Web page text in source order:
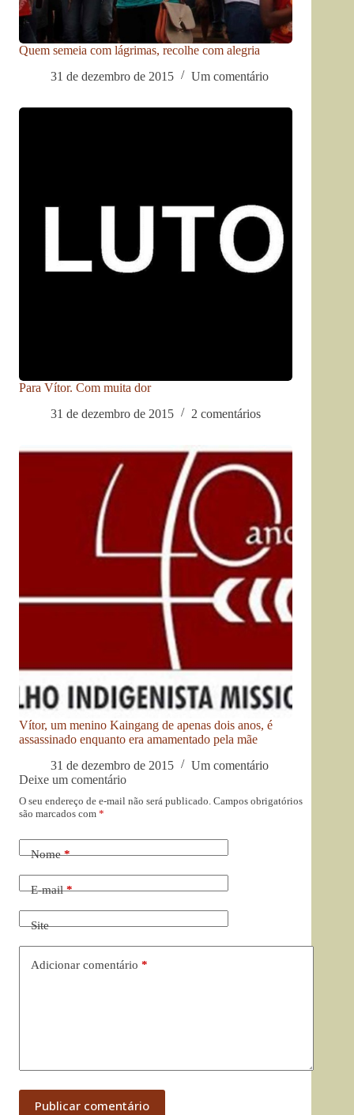
Quem semeia com lágrimas, recolhe com alegria
31 de dezembro de 2015
Um comentário
Para Vítor. Com muita dor
31 de dezembro de 2015
2 comentários
Vítor, um menino Kaingang de apenas dois anos, é
assassinado enquanto era amamentado pela mãe
31 de dezembro de 2015
Um comentário
Deixe um comentário
O seu endereço de e-mail não será publicado. Campos obrigatórios
são marcados com *
Nome*
E-mail*
Site
Adicionar comentário *
Publicar comentário